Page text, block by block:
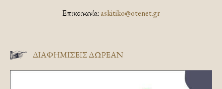
Επικοινωνία:askitiko@otenet.gr
ΔΙΑΦΗΜΊΣΕΙΣ ΔΩΡΕΆΝ